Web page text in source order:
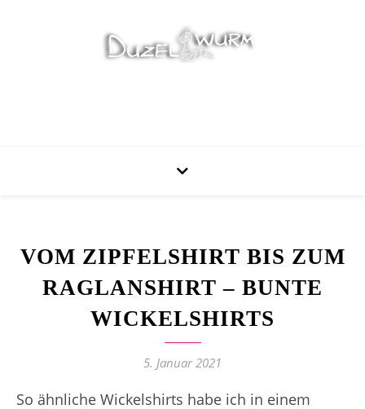
VOM ZIPFELSHIRT BIS ZUM
RAGLANSHIRT – BUNTE
WICKELSHIRTS
5. Januar 2021
So ähnliche Wickelshirts habe ich in einem